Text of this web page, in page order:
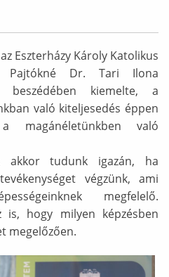
Eszterházy Károly Katolikus
Pajtókné Dr. Tari Ilona
kiemelte, a
való kiteljesedés éppen
való
akkor tudunk igazán, ha
végzünk, ami
megfelelő.
hogy milyen képzésben
megelőzően.